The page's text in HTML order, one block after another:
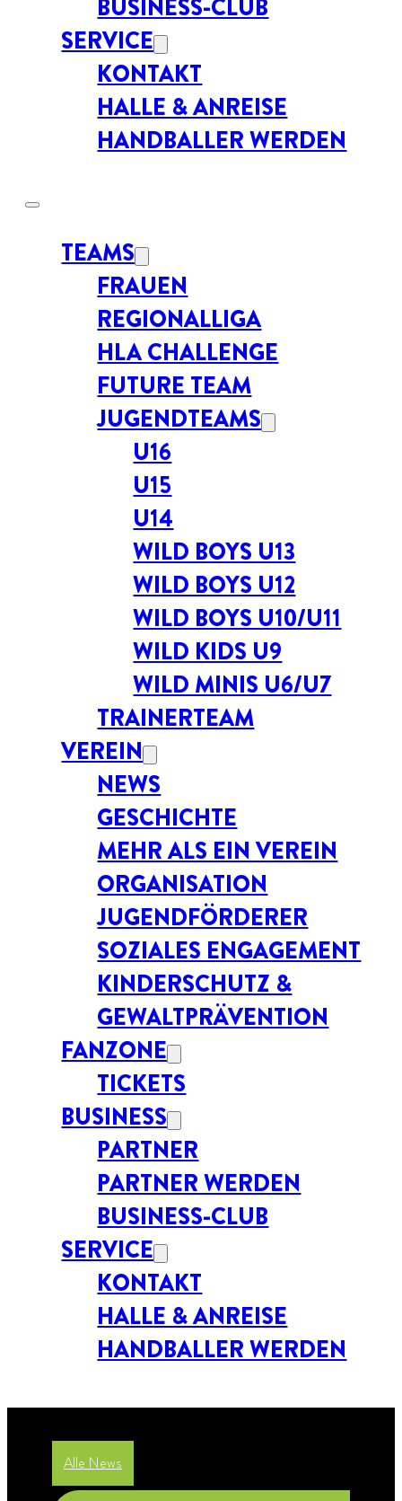
BUSINESS-CLUB
SERVICE
KONTAKT
HALLE & ANREISE
HANDBALLER WERDEN
TEAMS
FRAUEN
REGIONALLIGA
HLA CHALLENGE
FUTURE TEAM
JUGENDTEAMS
U16
U15
U14
WILD BOYS U13
WILD BOYS U12
WILD BOYS U10/U11
WILD KIDS U9
WILD MINIS U6/U7
TRAINERTEAM
VEREIN
NEWS
GESCHICHTE
MEHR ALS EIN VEREIN
ORGANISATION
JUGENDFÖRDERER
SOZIALES ENGAGEMENT
KINDERSCHUTZ &
GEWALTPRÄVENTION
FANZONE
TICKETS
BUSINESS
PARTNER
PARTNER WERDEN
BUSINESS-CLUB
SERVICE
KONTAKT
HALLE & ANREISE
HANDBALLER WERDEN
Alle News